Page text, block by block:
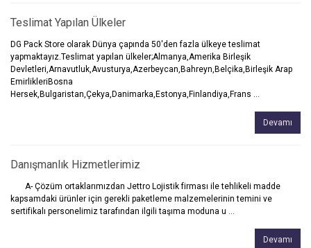
Teslimat Yapılan Ülkeler
DG Pack Store olarak Dünya çapında 50'den fazla ülkeye teslimat
yapmaktayız.Teslimat yapılan ülkeler;Almanya,Amerika Birleşik
Devletleri,Arnavutluk,Avusturya,Azerbeycan,Bahreyn,Belçika,Birleşik Arap
EmirlikleriBosna
Hersek,Bulgaristan,Çekya,Danimarka,Estonya,Finlandiya,Frans ...
Devamı
Danışmanlık Hizmetlerimiz
A- Çözüm ortaklarımızdan Jettro Lojistik firması ile tehlikeli madde
kapsamdaki ürünler için gerekli paketleme malzemelerinin temini ve
sertifikalı personelimiz tarafından ilgili taşıma moduna u ...
Devamı